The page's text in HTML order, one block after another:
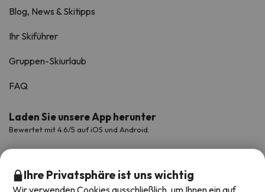
Blog, News & Skitipps
Ihr Skiführer
Gruppen-Skiurlaub
FAQ
Laden Sie unsere App herunter
Bewertet mit 4.6/5 auf iOS und Android.
Ihre Privatsphäre ist uns wichtig
Wir verwenden Cookies ausschließlich, um Ihnen ein auf